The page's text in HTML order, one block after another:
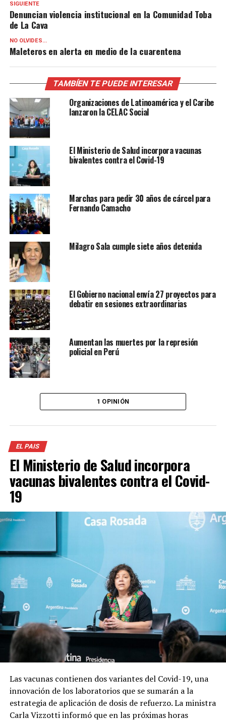
SIGUIENTE
Denuncian violencia institucional en la Comunidad Toba
de La Cava
NO OLVIDES...
Maleteros en alerta en medio de la cuarentena
TAMBÍEN TE PUEDE INTERESAR
Organizaciones de Latinoamérica y el Caribe
lanzaron la CELAC Social
El Ministerio de Salud incorpora vacunas
bivalentes contra el Covid-19
Marchas para pedir 30 años de cárcel para
Fernando Camacho
Milagro Sala cumple siete años detenida
El Gobierno nacional envía 27 proyectos para
debatir en sesiones extraordinarias
Aumentan las muertes por la represión
policial en Perú
1 OPINIÓN
EL PAIS
El Ministerio de Salud incorpora
vacunas bivalentes contra el Covid-
19
Las vacunas contienen dos variantes del Covid-19, una
innovación de los laboratorios que se sumarán a la
estrategia de aplicación de dosis de refuerzo. La ministra
Carla Vizzotti informó que en las próximas horas